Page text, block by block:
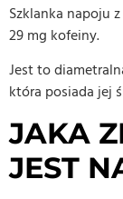
Szklanka napoju
29 mg kofeiny.
Jest to
która posiada jej
JAKA
JEST